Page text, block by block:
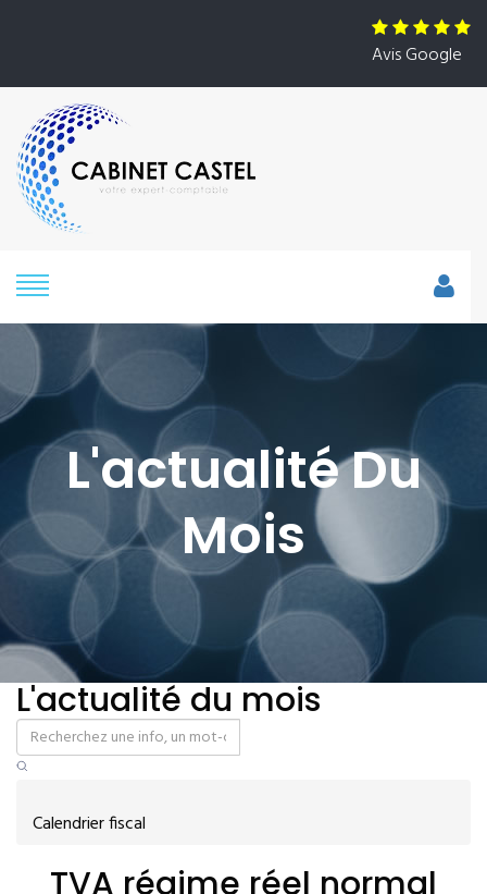
Avis Google
L'actualité Du
Mois
L'actualité du mois
Calendrier fiscal
TVA régime réel normal